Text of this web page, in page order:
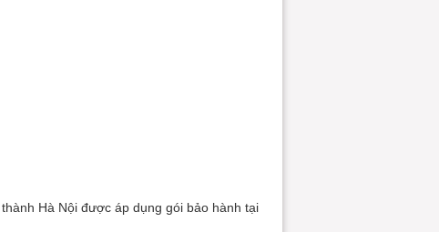
Hà Nội được áp dụng gói bảo hành tại